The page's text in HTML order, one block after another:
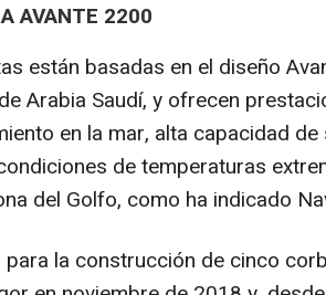
AVANTE 2200
están basadas en el diseño
Arabia Saudí, y ofrecen
en la mar, alta capacidad
de temperaturas
del Golfo, como ha indicado
para la construcción de cinco